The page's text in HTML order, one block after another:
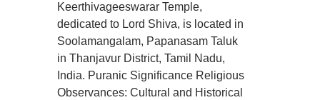
Keerthivageeswarar Temple,
dedicated to Lord Shiva, is located in
Soolamangalam, Papanasam Taluk
in Thanjavur District, Tamil Nadu,
India. Puranic Significance Religious
Observances: Cultural and Historical